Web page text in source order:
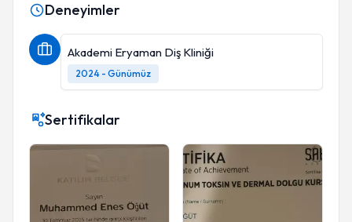
Deneyimler
Akademi Eryaman Diş Kliniği
2024 - Günümüz
Sertifikalar